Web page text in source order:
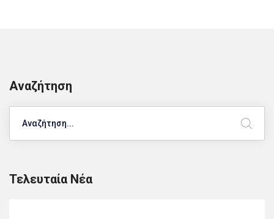
Αναζήτηση
Τελευταία Νέα